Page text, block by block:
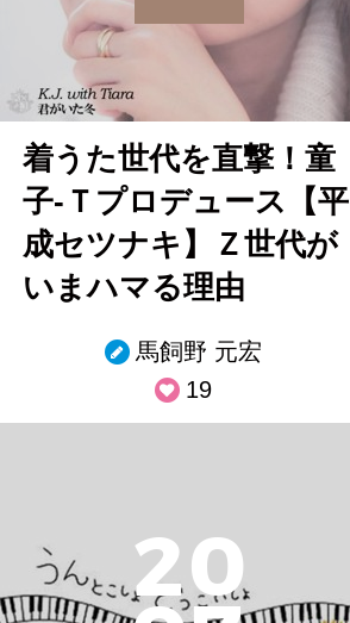
着うた世代を直撃！童
子-Ｔプロデュース【平
成セツナキ】Ｚ世代が
いまハマる理由
馬飼野 元宏
19
20